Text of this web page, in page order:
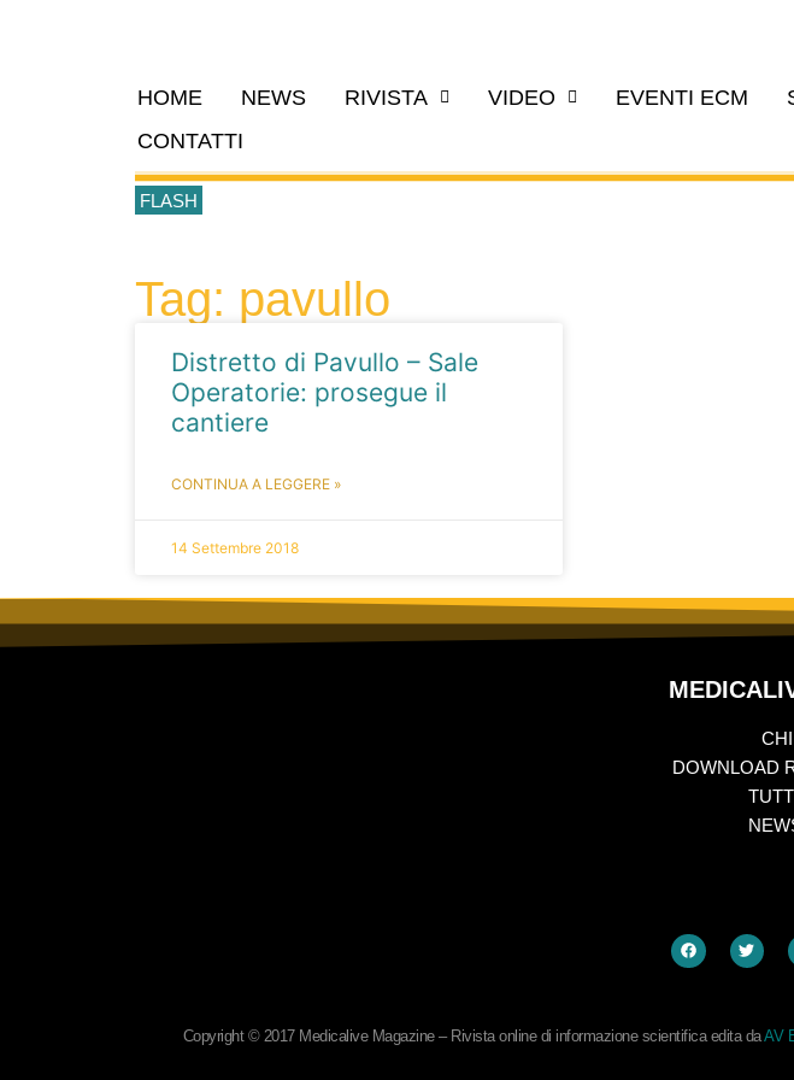
HOME NEWS RIVISTA VIDEO EVENTI ECM
CONTATTI
FLASH
Tag: pavullo
Distretto di Pavullo – Sale
Operatorie: prosegue il
cantiere
CONTINUA A LEGGERE »
14 Settembre 2018
DOWNLOAD
Copyright © 2017 Medicalive Magazine – Rivista online di informazione scientifica edita daAV